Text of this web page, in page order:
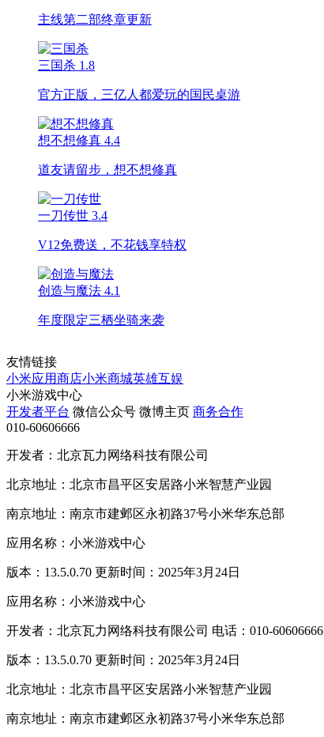
主线第二部终章更新
三国杀 1.8
官方正版，三亿人都爱玩的国民桌游
想不想修真 4.4
道友请留步，想不想修真
一刀传世 3.4
V12免费送，不花钱享特权
创造与魔法 4.1
年度限定三栖坐骑来袭
友情链接
小米应用商店小米商城英雄互娱
小米游戏中心
开发者平台 微信公众号 微博主页 商务合作
010-60606666
开发者：北京瓦力网络科技有限公司
北京地址：北京市昌平区安居路小米智慧产业园
南京地址：南京市建邺区永初路37号小米华东总部
应用名称：小米游戏中心
版本：13.5.0.70 更新时间：2025年3月24日
应用名称：小米游戏中心
开发者：北京瓦力网络科技有限公司 电话：010-60606666
版本：13.5.0.70 更新时间：2025年3月24日
北京地址：北京市昌平区安居路小米智慧产业园
南京地址：南京市建邺区永初路37号小米华东总部